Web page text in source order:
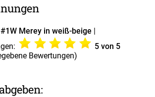
Merey in weiß-beige |
5von 5
Bewertungen)